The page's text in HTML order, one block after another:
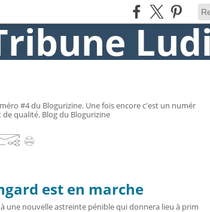
#4 du Blogurizine. Une fois encore c'est un numér
qualité. Blog du Blogurizine
est en marche
une nouvelle astreinte pénible qui donnera lieu à prim